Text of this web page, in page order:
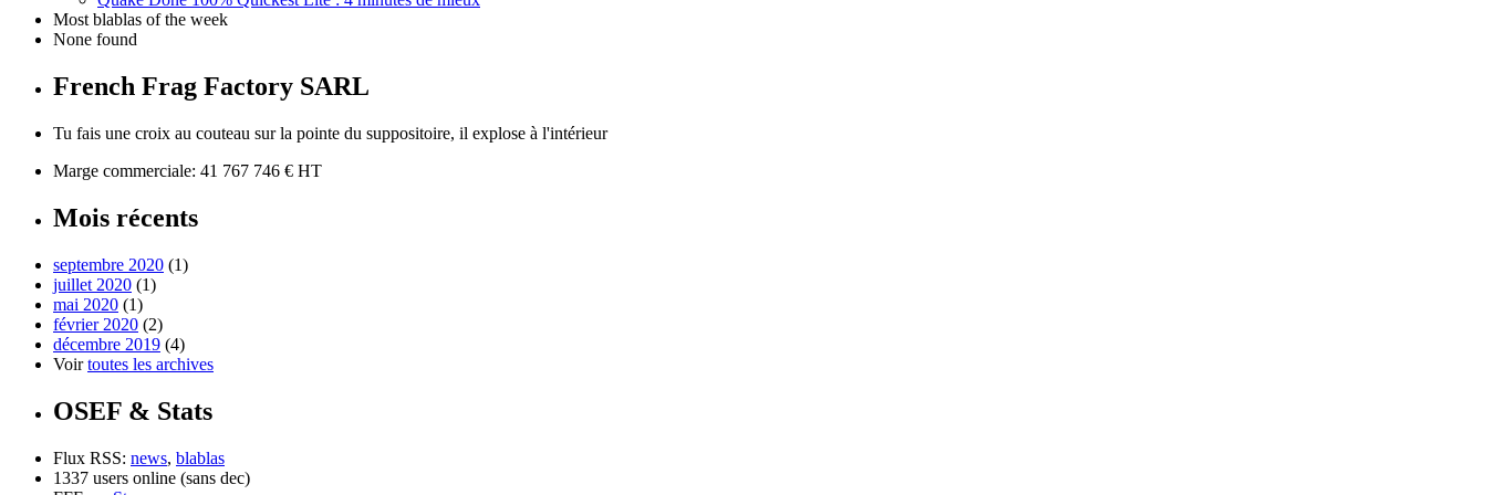
Most blablas of the week
None found
French Frag Factory SARL
Tu fais une croix au couteau sur la pointe du suppositoire, il explose à l'intérieur
Marge commerciale: 41 767 746 € HT
Mois récents
septembre 2020 (1)
juillet 2020 (1)
mai 2020 (1)
février 2020 (2)
décembre 2019 (4)
Voirtoutes les archives
OSEF & Stats
Flux RSS: news, blablas
1337 users online (sans dec)